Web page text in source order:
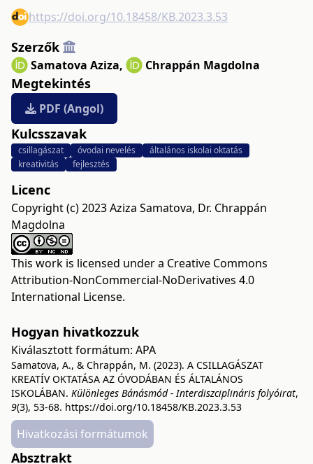
https://doi.org/10.18458/KB.2023.3.53
Szerzők
Samatova Aziza, Chrappán Magdolna
Megtekintés
PDF (Angol)
Kulcsszavak
csillagászat óvodai nevelés
általános iskolai oktatás
kreativitás
fejlesztés
Licenc
Copyright (c) 2023 Aziza Samatova, Dr. Chrappán
Magdolna
This work is licensed under a Creative Commons
Attribution-NonCommercial-NoDerivatives 4.0
International License.
Hogyan hivatkozzuk
Kiválasztott formátum: APA
Samatova, A., & Chrappán, M. (2023). A CSILLAGÁSZAT
KREATÍV OKTATÁSA AZ ÓVODÁBAN ÉS ÁLTALÁNOS
ISKOLÁBAN. Különleges Bánásmód - Interdiszciplináris folyóirat,
9(3), 53-68. https://doi.org/10.18458/KB.2023.3.53
Hivatkozási formátumok
Absztrakt